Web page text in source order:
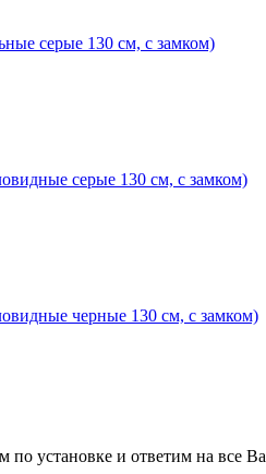
серые 130 см, с замком)
серые 130 см, с замком)
черные 130 см, с замком)
по установке и ответим на все